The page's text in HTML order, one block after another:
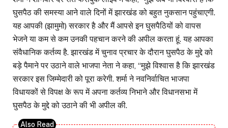
घुसपैठ की समस्या आने वाले दिनों में झारखंड को बहुत नुकसान पहुंचाएगी.
यह आपकी (झामुमो) सरकार है और मैं आपसे इन घुसपैठियों को वापस
भेजने या कम से कम उनकी पहचान करने की अपील करता हूं. यह आपका
संवैधानिक कर्तव्य है. झारखंड में चुनाव प्रचार के दौरान घुसपैठ के मुद्दे को
बड़े पैमाने पर उठाने वाले भाजपा नेता ने कहा, “मुझे विश्वास है कि झारखंड
सरकार इस जिम्मेदारी को पूरा करेगी. शर्मा ने नवनिर्वाचित भाजपा
विधायकों से विपक्ष के रूप में अपना कर्तव्य निभाने और विधानसभा में
घुसपैठ के मुद्दे को उठाने की भी अपील की.